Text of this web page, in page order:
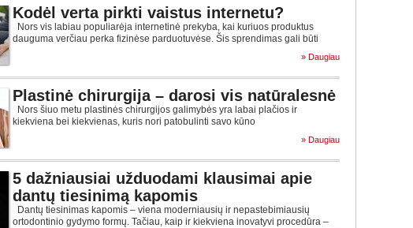
Kodėl verta pirkti vaistus internetu?
Nors vis labiau populiarėja internetinė prekyba, kai kuriuos produktus
dauguma verčiau perka fizinėse parduotuvėse. Šis sprendimas gali būti
» Daugiau
Plastinė chirurgija – darosi vis natūralesnė
Nors šiuo metu plastinės chirurgijos galimybės yra labai plačios ir
kiekviena bei kiekvienas, kuris nori patobulinti savo kūno
» Daugiau
5 dažniausiai užduodami klausimai apie
dantų tiesinimą kapomis
Dantų tiesinimas kapomis – viena moderniausių ir nepastebimiausių
ortodontinio gydymo formų. Tačiau, kaip ir kiekviena inovatyvi procedūra –